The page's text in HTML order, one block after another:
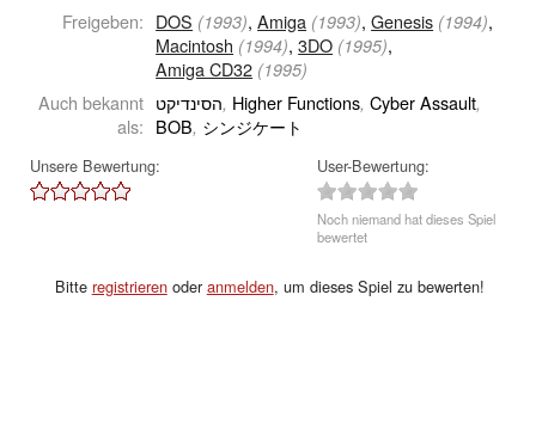
Freigeben: DOS (1993),Amiga (1993),Genesis (1994),
Macintosh (1994),3DO (1995),
Amiga CD32 (1995)
Auch bekannt
als:
הסינדיקט, Higher Functions, Cyber Assault,
BOB, シンジケート
Unsere Bewertung: User-Bewertung:
Noch niemand hat dieses Spiel
bewertet
Bitte registrierenoderanmelden, um dieses Spiel zu bewerten!